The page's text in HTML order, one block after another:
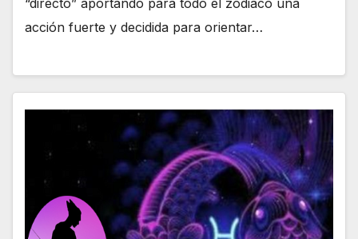
acción fuerte y decidida para orientar…